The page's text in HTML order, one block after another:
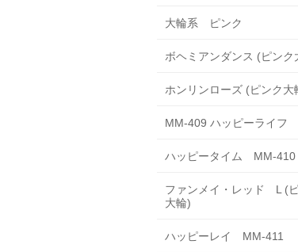
大輪系 ピンク
ボヘミアンダンス (ピンク
ホンリンローズ (ピンク大
MM-409 ハッピーライフ
ハッピータイム MM-410
ファンメイ・レッド L (
大輪)
ハッピーレイ MM-411